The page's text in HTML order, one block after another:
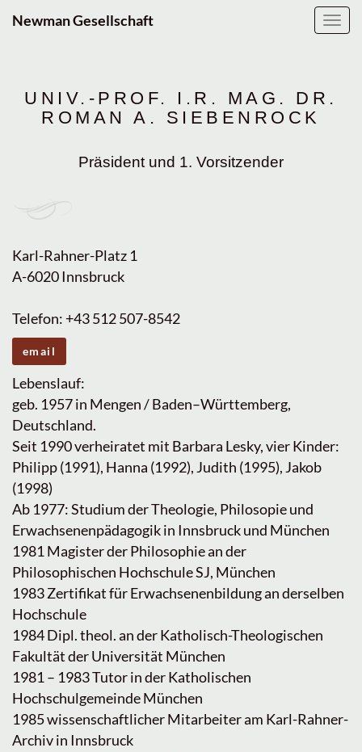
Newman Gesellschaft
UNIV.-PROF. I.R. MAG. DR.
ROMAN A. SIEBENROCK
Präsident und 1. Vorsitzender
Karl-Rahner-Platz 1
A-6020 Innsbruck
Telefon: +43 512 507-8542
email
Lebenslauf:
geb. 1957 in Mengen / Baden–Württemberg,
Deutschland.
Seit 1990 verheiratet mit Barbara Lesky, vier Kinder:
Philipp (1991), Hanna (1992), Judith (1995), Jakob
(1998)
Ab 1977: Studium der Theologie, Philosopie und
Erwachsenenpädagogik in Innsbruck und München
1981 Magister der Philosophie an der
Philosophischen Hochschule SJ, München
1983 Zertifikat für Erwachsenenbildung an derselben
Hochschule
1984 Dipl. theol. an der Katholisch-Theologischen
Fakultät der Universität München
1981 – 1983 Tutor in der Katholischen
Hochschulgemeinde München
1985 wissenschaftlicher Mitarbeiter am Karl-Rahner-
Archiv in Innsbruck